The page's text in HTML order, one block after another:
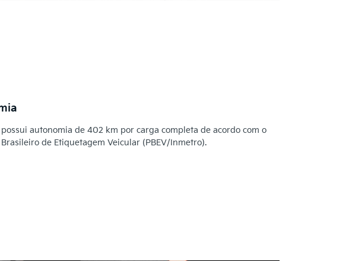
possui autonomia de 402 km por carga completa de acordo com o
de Etiquetagem Veicular (PBEV/Inmetro).